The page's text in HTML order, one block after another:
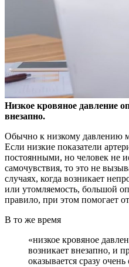
Низкое кровяное давление
внезапно.
Обычно к низкому давлению
Если низкие показатели
постоянными, но человек не
самочувствия, то это не
случаях, когда возникает
или утомляемость, большой
правило, при этом помогает
В то же время
«низкое кровяное давление опасно, когда оно
возникает внезапно, и
оказывается сразу